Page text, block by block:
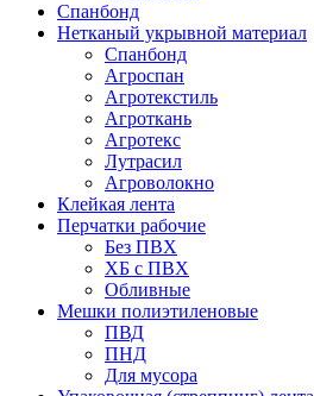
Спанбонд
Нетканый укрывной материал
Спанбонд
Агроспан
Агротекстиль
Агроткань
Агротекс
Лутрасил
Агроволокно
Клейкая лента
Перчатки рабочие
Без ПВХ
ХБ с ПВХ
Обливные
Мешки полиэтиленовые
ПВД
ПНД
Для мусора